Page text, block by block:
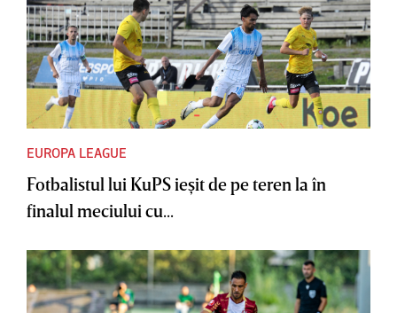
EUROPA LEAGUE
Fotbalistul lui KuPS ieşit de pe teren la în
finalul meciului cu...